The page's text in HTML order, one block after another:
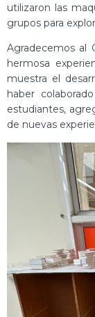
utilizaron las
grupos para
Agradecemos al
hermosa
muestra el
haber
estudiantes,
de nuevas